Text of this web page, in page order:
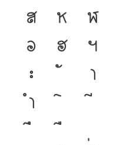
ส
ห
ฬ
อ
ฮ
ฯ
ะ
า
ำ